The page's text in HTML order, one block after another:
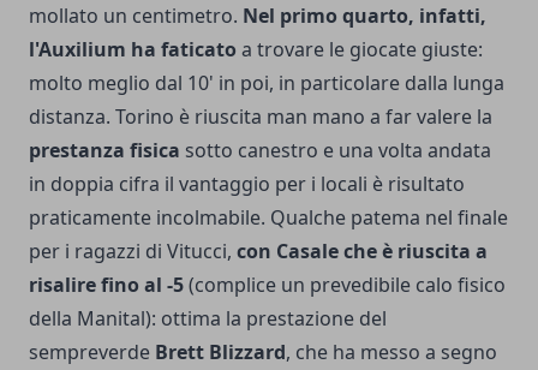
mollato un centimetro. Nel primo quarto, infatti,
l'Auxilium ha faticato a trovare le giocate giuste:
molto meglio dal 10' in poi, in particolare dalla lunga
distanza. Torino è riuscita man mano a far valere la
prestanza fisica sotto canestro e una volta andata
in doppia cifra il vantaggio per i locali è risultato
praticamente incolmabile. Qualche patema nel finale
per i ragazzi di Vitucci, con Casale che è riuscita a
risalire fino al -5(complice un prevedibile calo fisico
della Manital): ottima la prestazione del
sempreverde Brett Blizzard, che ha messo a segno